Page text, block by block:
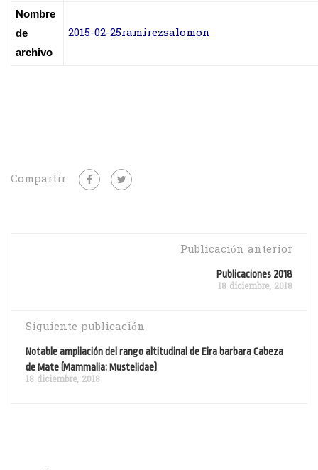
Nombre
de
archivo
2015-02-25ramirezsalomon
Compartir:
Publicación anterior
Publicaciones 2018
18 diciembre, 2018
Siguiente publicación
Notable ampliación del rango altitudinal de Eira barbara Cabeza
de Mate (Mammalia: Mustelidae)
18 diciembre, 2018